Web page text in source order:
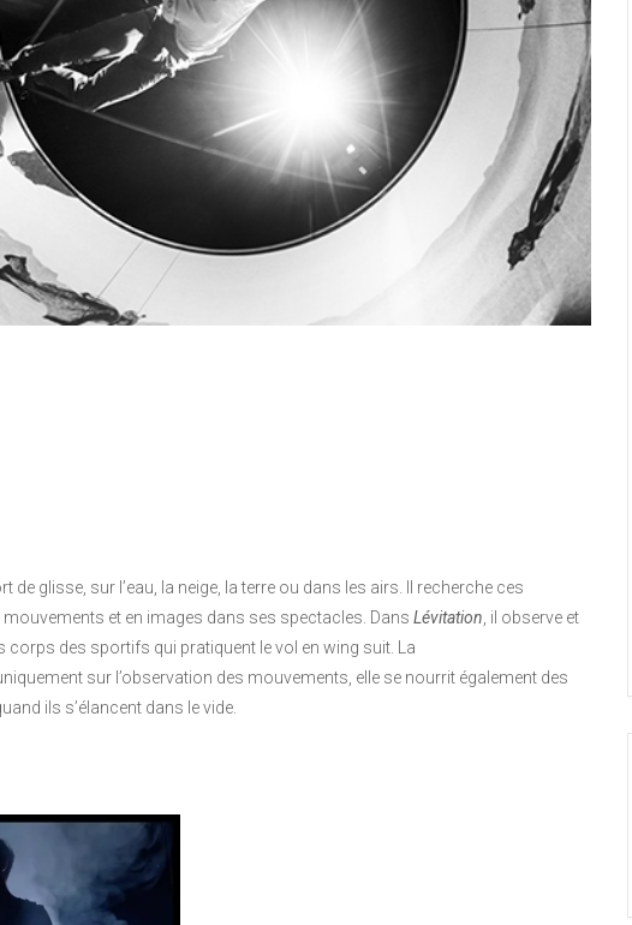
glisse, sur l’eau, la neige, la terre ou dans les airs. Il recherche ces
et en images dans ses spectacles. Dans Lévitation , il observe et
corps des sportifs qui pratiquent le vol en wing suit. La
sur l’observation des mouvements, elle se nourrit également des
ils s’élancent dans le vide.